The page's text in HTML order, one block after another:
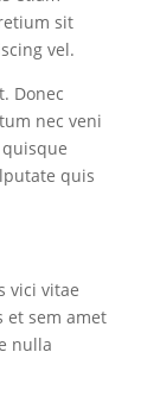
sit
vel.
Donec
nec veni
quis
vici vitae
et sem amet
nulla